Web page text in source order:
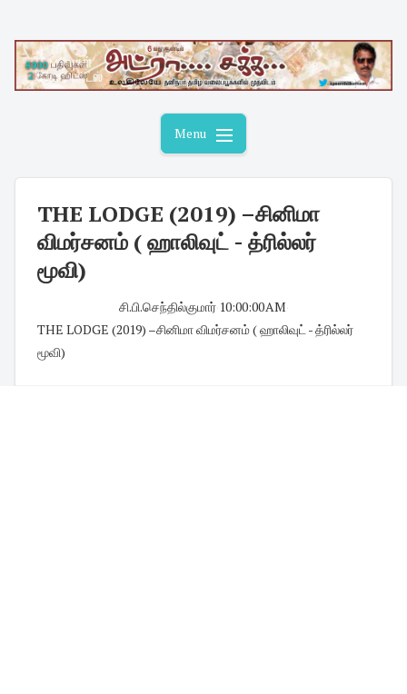
content
Menu
THE LODGE (2019) –சினிமா
விமர்சனம் ( ஹாலிவுட் - த்ரில்லர்
மூவி)
சி.பி.செந்தில்குமார்· 10:00:00 AM
THE LODGE (2019) –சினிமா விமர்சனம் ( ஹாலிவுட் - த்ரில்லர்
மூவி)